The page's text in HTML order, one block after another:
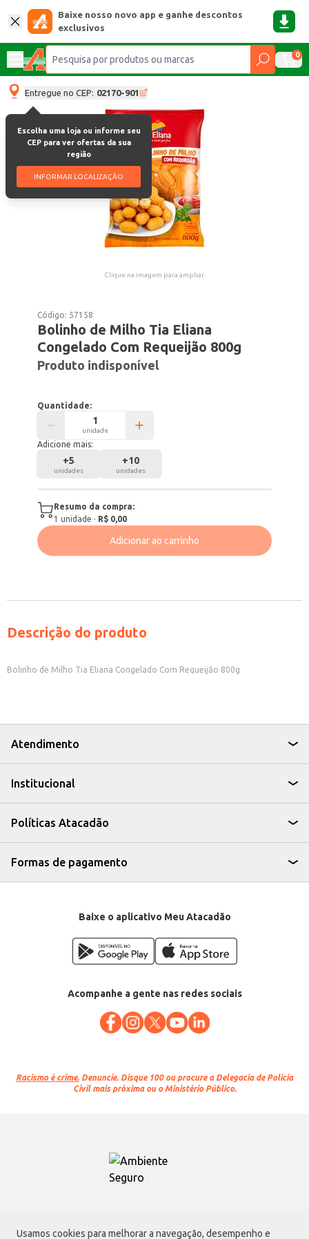
Usamos cookies para melhorar a navegação, desempenho e
Baixe nosso novo app e ganhe descontos
exclusivos
0
Entregue no CEP: 02170-901
Escolha uma loja ou informe seu
CEP para ver ofertas da sua
região
INFORMAR LOCALIZAÇÃO
Clique na imagem para ampliar.
Código: 57158
Bolinho de Milho Tia Eliana
Congelado Com Requeijão 800g
Produto indisponível
Quantidade:
unidade
Adicione mais:
+5
unidades
+10
unidades
Resumo da compra:
1 unidade · R$ 0,00
Adicionar ao carrinho
Descrição do produto
Bolinho de Milho Tia Eliana Congelado Com Requeijão 800g
Atendimento
Institucional
Políticas Atacadão
Formas de pagamento
Baixe o aplicativo Meu Atacadão
Acompanhe a gente nas redes sociais
Racismo é crime. Denuncie. Disque 100 ou procure a Delegacia de Polícia
Civil mais próxima ou o Ministério Público.
Atacadão S.A.